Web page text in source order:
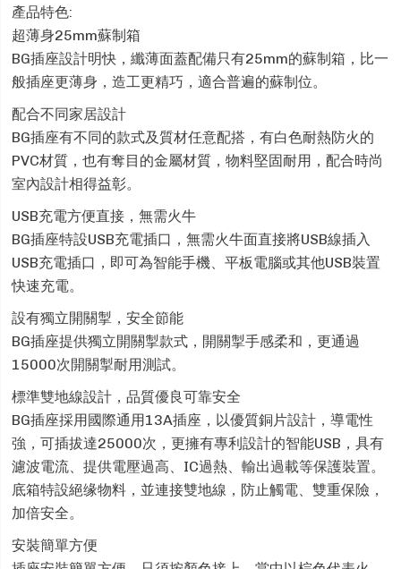
產品特色:
超薄身25mm蘇制箱
BG插座設計明快，纖薄面蓋配備只有25mm的蘇制箱，比一
般插座更薄身，造工更精巧，適合普遍的蘇制位。
配合不同家居設計
BG插座有不同的款式及質材任意配搭，有白色耐熱防火的
PVC材質，也有奪目的金屬材質，物料堅固耐用，配合時尚
室內設計相得益彰。
USB充電方便直接，無需火牛
BG插座特設USB充電插口，無需火牛面直接將USB線插入
USB充電插口，即可為智能手機、平板電腦或其他USB裝置
快速充電。
設有獨立開關掣，安全節能
BG插座提供獨立開關掣款式，開關掣手感柔和，更通過
15000次開關掣耐用測試。
標準雙地線設計，品質優良可靠安全
BG插座採用國際通用13A插座，以優質銅片設計，導電性
強，可插拔達25000次，更擁有專利設計的智能USB，具有
濾波電流、提供電壓過高、IC過熱、輸出過載等保護裝置。
底箱特設絕缘物料，並連接雙地線，防止觸電、雙重保險，
加倍安全。
安裝簡單方便